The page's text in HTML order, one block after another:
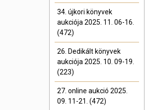
34. újkori könyvek
aukciója 2025. 11. 06-16.
(472)
26. Dedikált könyvek
aukciója 2025. 10. 09-19.
(223)
27. online aukció 2025.
09. 11-21. (472)